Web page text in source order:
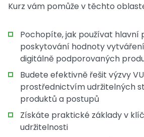
Kurz vám pomůže v těchto
Pochopíte, jak používat hlavní
poskytování hodnoty
digitálně podporovaných
Budete efektivně řešit výzvy
prostřednictvím udržitelných
produktů a postupů
Získáte praktické základy v
udržitelnosti